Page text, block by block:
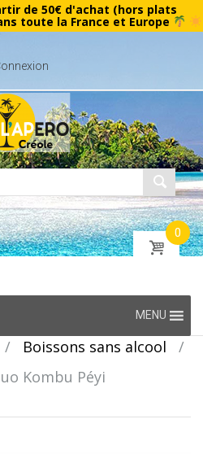
de 50€ d'achat (hors plats
toute la France et Europe
0
MENU
/ Boissons sans alcool
/
Kombu Péyi